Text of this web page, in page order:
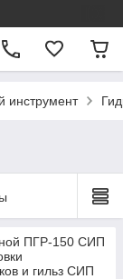
инструмент
ПГР-150 СИП
и гильз СИП